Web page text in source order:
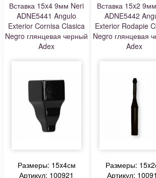
Вставка 15x4 9мм Neri
ADNE5441 Angulo
Exterior Cornisa Clasica
Negro глянцевая черный
Adex
Размеры: 15x4см
Артикул: 100921
Вставка 15x2
ADNE5442
Exterior Rodapie
Negro глянцевая
Adex
Размеры:
Артикул: